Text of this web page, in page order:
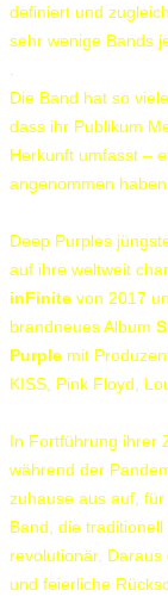
definiert und
sehr wenige Bands
Die Band hat so
dass ihr Publikum
Herkunft umfasst –
angenommen haben.
Deep Purples
auf ihre weltweit
inFinite von 2017
brandneues Album
Purple mit
KISS, Pink Floyd,
In Fortführung ihrer
während der
zuhause aus auf,
Band, die
revolutionär. Daraus
und feierliche